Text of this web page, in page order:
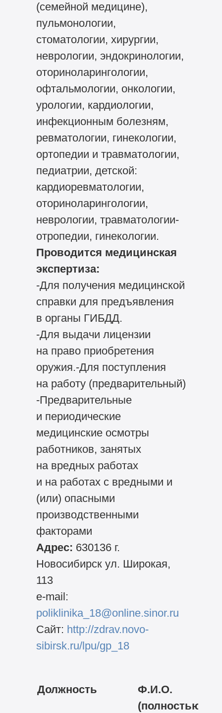
(семейной медицине),
пульмонологии,
стоматологии, хирургии,
неврологии, эндокринологии,
оториноларингологии,
офтальмологии, онкологии,
урологии, кардиологии,
инфекционным болезням,
ревматологии, гинекологии,
ортопедии и травматологии,
педиатрии, детской:
кардиоревматологии,
оториноларингологии,
неврологии, травматологии-
отропедии, гинекологии.
Проводится медицинская
экспертиза:
-Для получения медицинской
справки для предъявления
в органы ГИБДД.
-Для выдачи лицензии
на право приобретения
оружия.-Для поступления
на работу (предварительный)
-Предварительные
и периодические
медицинские осмотры
работников, занятых
на вредных работах
и на работах с вредными и
(или) опасными
производственными
факторами
Адрес: 630136 г.
Новосибирск ул. Широкая,
113
e-mail:
poliklinika_18@online.sinor.ru
Сайт: http://zdrav.novo-
sibirsk.ru/lpu/gp_18
Должность
Ф.И.О.
(полностью)